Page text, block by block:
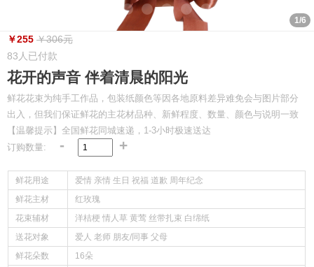
1/6
￥255 ￥306元
83人已付款
花开的声音 伴着清晨的阳光
鲜花花束为纯手工作品，包装纸颜色等因各地原料差异难免会与图片部分
出入，但我们保证鲜花的主花材品种、新鲜程度、数量、颜色与说明一致
【温馨提示】全国鲜花同城速递，1-3小时极速送达
订购数量:
- +
鲜花用途
爱情 亲情 生日 祝福 道歉 周年纪念
鲜花主材
红玫瑰
花束辅材
洋桔梗 情人草 黄莺 丝带扎束 白绵纸
送花对象
爱人 老师 朋友/同事 父母
鲜花朵数
16朵